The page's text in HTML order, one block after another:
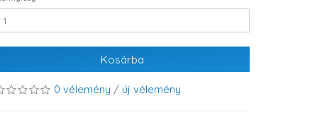
Kosárba
0 vélemény / új vélemény